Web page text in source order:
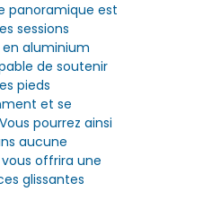
panoramique est
sessions
aluminium
de soutenir
pieds
et se
pourrez ainsi
aucune
offrira une
glissantes